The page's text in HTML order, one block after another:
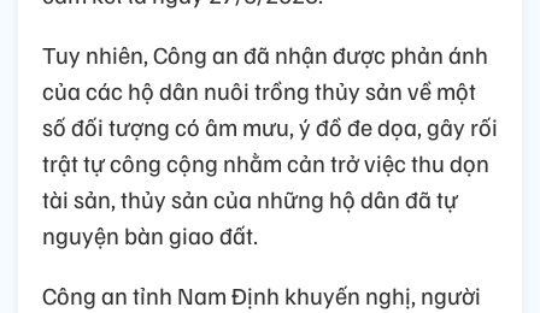
Tuy nhiên, Công an đã nhận được phản ánh
của các hộ dân nuôi trồng thủy sản về một
số đối tượng có âm mưu, ý đồ đe dọa, gây rối
trật tự công cộng nhằm cản trở việc thu dọn
tài sản, thủy sản của những hộ dân đã tự
nguyện bàn giao đất.
Công an tỉnh Nam Định khuyến nghị, người